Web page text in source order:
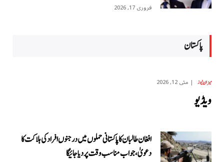
فروری 17, 2026
پاکستان
میزان نیوز مئی 12, 2026
ویڈیو
افغان طالبان کا پاکستانی حملوں میں درجنوں افراد کی ہلاکت کا
دعویٰ، جواب مناسب وقت پر دیا جائیگا